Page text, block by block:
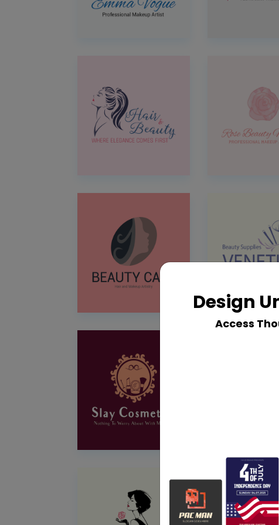
Design
Access